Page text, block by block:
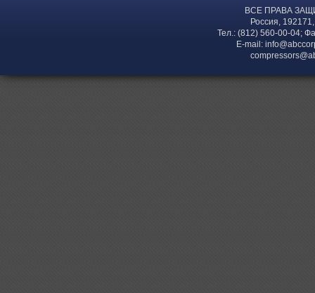
ВСЕ ПРАВА
Россия,
Тел.: (812) 560-00-04;
E-mail: